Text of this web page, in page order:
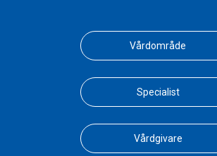
Vårdområde
Specialist
Vårdgivare